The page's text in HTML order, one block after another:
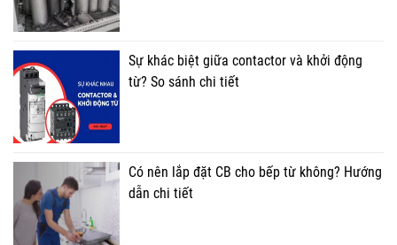
Sự khác biệt giữa contactor và khởi động
từ? So sánh chi tiết
Có nên lắp đặt CB cho bếp từ không? Hướng
dẫn chi tiết